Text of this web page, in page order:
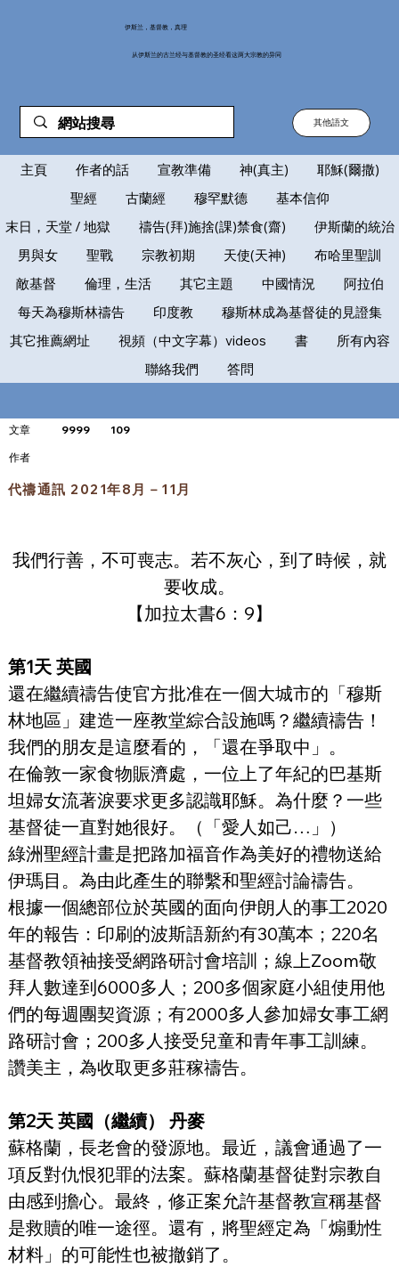
伊斯兰，基督教，真理
从伊斯兰的古兰经与基督教的圣经看这两大宗教的异同
其他語文
主頁 作者的話 宣教準備 神(真主)
耶穌(爾撒)
聖經
古蘭經 穆罕默德
基本信仰
末日，天堂 / 地獄
禱告(拜)施捨(課)禁食(齋)
伊斯蘭的統治
男與女
聖戰 宗教初期 天使(天神)
布哈里聖訓
敵基督
倫理，生活 其它主題 中國情況
阿拉伯
每天為穆斯林禱告
印度教
穆斯林成為基督徒的見證集
其它推薦網址
視頻（中文字幕）videos 書
所有內容
聯絡我們
答問
文章 9999 109
​作者
代禱通訊 2021年8月－11月
我們行善，不可喪志。若不灰心，到了時候，就
要收成。
【加拉太書6：9】
第1天 英國
還在繼續禱告使官方批准在一個大城市的「穆斯
林地區」建造一座教堂綜合設施嗎？繼續禱告！
我們的朋友是這麼看的，「還在爭取中」。
在倫敦一家食物賑濟處，一位上了年紀的巴基斯
坦婦女流著淚要求更多認識耶穌。為什麼？一些
基督徒一直對她很好。（「愛人如己…」）
綠洲聖經計畫是把路加福音作為美好的禮物送給
伊瑪目。為由此產生的聯繫和聖經討論禱告。
根據一個總部位於英國的面向伊朗人的事工2020
年的報告：印刷的波斯語新約有30萬本；220名
基督教領袖接受網路研討會培訓；線上Zoom敬
拜人數達到6000多人；200多個家庭小組使用他
們的每週團契資源；有2000多人參加婦女事工網
路研討會；200多人接受兒童和青年事工訓練。
讚美主，為收取更多莊稼禱告。
第2天 英國（繼續） 丹麥
蘇格蘭，長老會的發源地。最近，議會通過了一
項反對仇恨犯罪的法案。蘇格蘭基督徒對宗教自
由感到擔心。最終，修正案允許基督教宣稱基督
是救贖的唯一途徑。還有，將聖經定為「煽動性
材料」的可能性也被撤銷了。